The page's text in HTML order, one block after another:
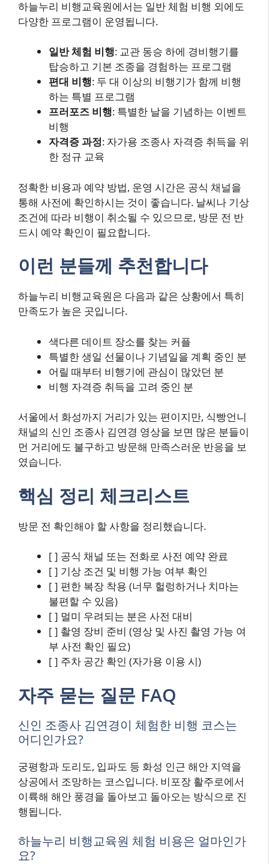
하늘누리 비행교육원에서는 일반 체험 비행 외에도
다양한 프로그램이 운영됩니다.
일반 체험 비행: 교관 동승 하에 경비행기를
탑승하고 기본 조종을 경험하는 프로그램
편대 비행: 두 대 이상의 비행기가 함께 비행
하는 특별 프로그램
프러포즈 비행: 특별한 날을 기념하는 이벤트
비행
자격증 과정: 자가용 조종사 자격증 취득을 위
한 정규 교육
정확한 비용과 예약 방법, 운영 시간은 공식 채널을
통해 사전에 확인하시는 것이 좋습니다. 날씨나 기상
조건에 따라 비행이 취소될 수 있으므로, 방문 전 반
드시 예약 확인이 필요합니다.
이런 분들께 추천합니다
하늘누리 비행교육원은 다음과 같은 상황에서 특히
만족도가 높은 곳입니다.
색다른 데이트 장소를 찾는 커플
특별한 생일 선물이나 기념일을 계획 중인 분
어릴 때부터 비행기에 관심이 많았던 분
비행 자격증 취득을 고려 중인 분
서울에서 화성까지 거리가 있는 편이지만, 식빵언니
채널의 신인 조종사 김연경 영상을 보면 많은 분들이
먼 거리에도 불구하고 방문해 만족스러운 반응을 보
였습니다.
핵심 정리 체크리스트
방문 전 확인해야 할 사항을 정리했습니다.
[ ] 공식 채널 또는 전화로 사전 예약 완료
[ ] 기상 조건 및 비행 가능 여부 확인
[ ] 편한 복장 착용 (너무 헐렁하거나 치마는
불편할 수 있음)
[ ] 멀미 우려되는 분은 사전 대비
[ ] 촬영 장비 준비 (영상 및 사진 촬영 가능 여
부 사전 확인 필요)
[ ] 주차 공간 확인 (자가용 이용 시)
자주 묻는 질문 FAQ
신인 조종사 김연경이 체험한 비행 코스는
어디인가요?
궁평항과 도리도, 입파도 등 화성 인근 해안 지역을
상공에서 조망하는 코스입니다. 비포장 활주로에서
이륙해 해안 풍경을 돌아보고 돌아오는 방식으로 진
행됩니다.
하늘누리 비행교육원 체험 비용은 얼마인가
요?